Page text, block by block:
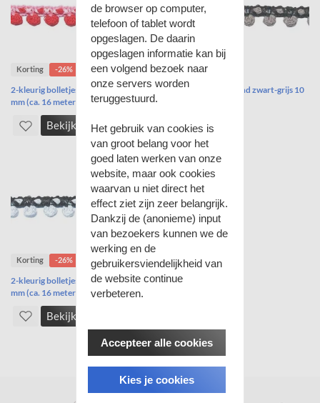
Korting -26%
2-kleurig bolletjesband roze-rood 10
mm (ca. 16 meter)
Bekijk
Korting
2-kleurig bolletjesband zwart-grijs 10
Bekijk
Korting -26%
2-kleurig bolletjesband zwart-wit 10
mm (ca. 16 meter)
Bekijk
de browser op computer,
telefoon of tablet wordt
opgeslagen. De daarin
opgeslagen informatie kan bij
een volgend bezoek naar
onze servers worden
teruggestuurd.
Het gebruik van cookies is
van groot belang voor het
goed laten werken van onze
website, maar ook cookies
waarvan u niet direct het
effect ziet zijn zeer belangrijk.
Dankzij de (anonieme) input
van bezoekers kunnen we de
werking en de
gebruikersviendelijkheid van
de website continue
verbeteren.
Accepteer alle cookies
Kies je cookies